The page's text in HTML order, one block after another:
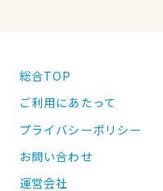
総合TOP
ご利用にあたって
プライバシーポリシー
お問い合わせ
運営会社